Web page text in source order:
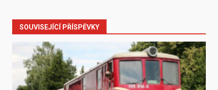
SOUVISEJÍCÍ PŘÍSPĚVKY